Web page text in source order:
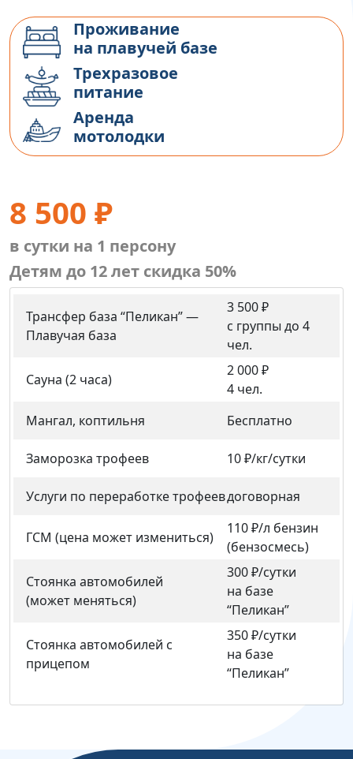
Проживание
на плавучей базе
Трехразовое
питание
Аренда
мотолодки
8 500 ₽
в сутки на 1 персону
Детям до 12 лет скидка 50%
Трансфер база “Пеликан” —
Плавучая база
3 500 ₽
с группы до 4
чел.
Сауна (2 часа)
2 000 ₽
4 чел.
Мангал, коптильня
Бесплатно
Заморозка трофеев 10 ₽/кг/сутки
Услуги по переработке трофеевдоговорная
ГСМ (цена может измениться)
110 ₽/л бензин
(бензосмесь)
Стоянка автомобилей
(может меняться)
300 ₽/сутки
на базе
“Пеликан”
Стоянка автомобилей с
прицепом
350 ₽/сутки
на базе
“Пеликан”